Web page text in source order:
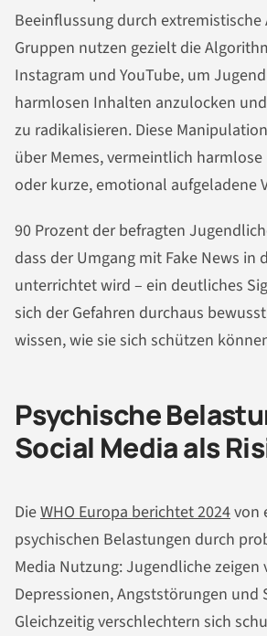
Beeinflussung durch extremistische
Gruppen nutzen gezielt die
Instagram und YouTube, um
harmlosen Inhalten anzulocken
zu radikalisieren. Diese
über Memes, vermeintlich
oder kurze, emotional aufgeladene
90 Prozent der befragten
dass der Umgang mit Fake News in
unterrichtet wird – ein deutliches
sich der Gefahren durchaus
wissen, wie sie sich schützen
Psychische
Social Media als
DieWHO Europa berichtet 2024von
psychischen Belastungen durch
Media Nutzung: Jugendliche zeigen
Depressionen, Angststörungen und
Gleichzeitig verschlechtern sich